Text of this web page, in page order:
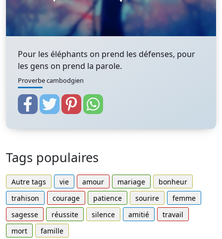
Pour les éléphants on prend les défenses, pour
les gens on prend la parole.
Proverbe cambodgien
Tags populaires
Autre tags vie amour mariage
bonheur
trahison
courage patience sourire
femme
sagesse
réussite silence amitié
travail
mort
famille